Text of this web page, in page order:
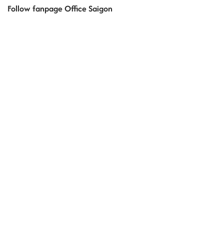
Follow fanpage Office Saigon